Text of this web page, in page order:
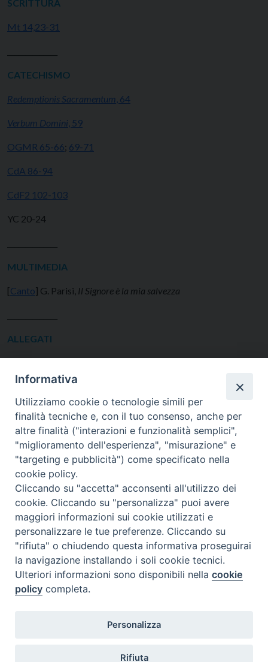
SCRITTURA
Mt 14,23-31
CATECHISMO
Redemptionis Sacramentum , 64
Verbum Domini , 59
OGMR 65-66; 69-71
CdA 86-94
CdF2 102-103
YC 20-24
MULTIMEDIA
[Canto] G. Parisi, Il Signore è la mia salvezza
ALLEGATI
Piazza Mario Dottori, 14
02047 Poggio Mirteto (Rieti)
Informativa
Utilizziamo cookie o tecnologie simili per
finalità tecniche e, con il tuo consenso, anche per
altre finalità ("interazioni e funzionalità semplici",
"miglioramento dell'esperienza", "misurazione" e
"targeting e pubblicità") come specificato nella
cookie policy.
Cliccando su "accetta" acconsenti all'utilizzo dei
cookie. Cliccando su "personalizza" puoi avere
maggiori informazioni sui cookie utilizzati e
personalizzare le tue preferenze. Cliccando su
"rifiuta" o chiudendo questa informativa proseguirai
la navigazione installando i soli cookie tecnici.
Ulteriori informazioni sono disponibili nellacookie
policy completa.
Personalizza
Rifiuta